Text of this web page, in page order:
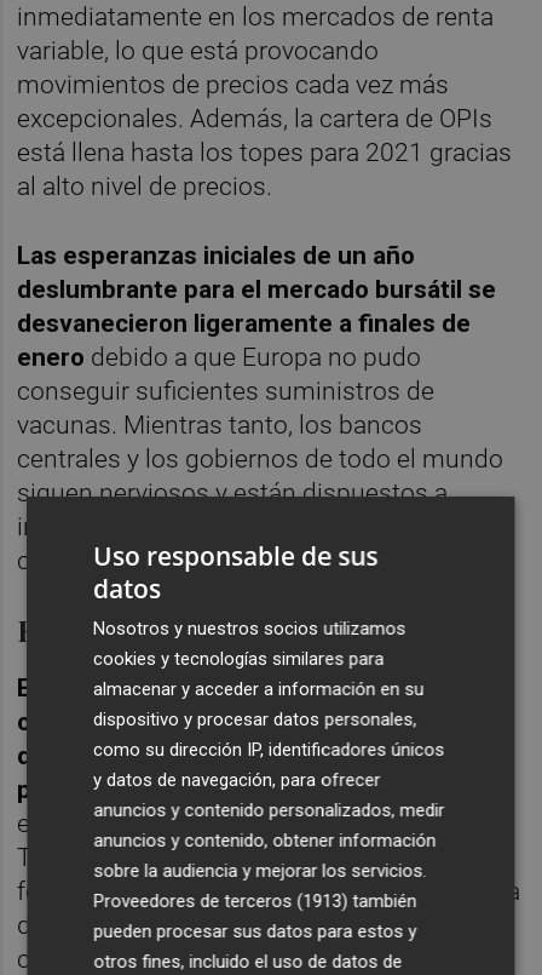
inmediatamente en los mercados de renta
variable, lo que está provocando
movimientos de precios cada vez más
excepcionales. Además, la cartera de OPIs
está llena hasta los topes para 2021 gracias
al alto nivel de precios.
Las esperanzas iniciales de un año
deslumbrante para el mercado bursátil se
desvanecieron ligeramente a finales de
enero debido a que Europa no pudo
conseguir suficientes suministros de
vacunas. Mientras tanto, los bancos
centrales y los gobiernos de todo el mundo
siguen nerviosos y están dispuestos a
inyectar nueva liquidez en los mercados en
cualquier momento.
Rentabilidad positiva
El MainFirst Top European Ideas Fund ha
comenzado el año con la misma nota con la
que terminó el anterior: una rentabilidad
positiva. Mientras que el mercado total
europeo -medido por el STOXX Europe 600
TR- perdió ligeramente terreno en enero, el
fondo mantuvo su nivel de inicio de año para
darle un alfa superior al 1%. Así pues,
continuó la recuperación de la rentabilidad
Uso responsable de sus
datos
Nosotros y nuestros socios utilizamos
cookies y tecnologías similares para
almacenar y acceder a información en su
dispositivo y procesar datos personales,
como su dirección IP, identificadores únicos
y datos de navegación, para ofrecer
anuncios y contenido personalizados, medir
anuncios y contenido, obtener información
sobre la audiencia y mejorar los servicios.
Proveedores de terceros (1913) también
pueden procesar sus datos para estos y
otros fines, incluido el uso de datos de